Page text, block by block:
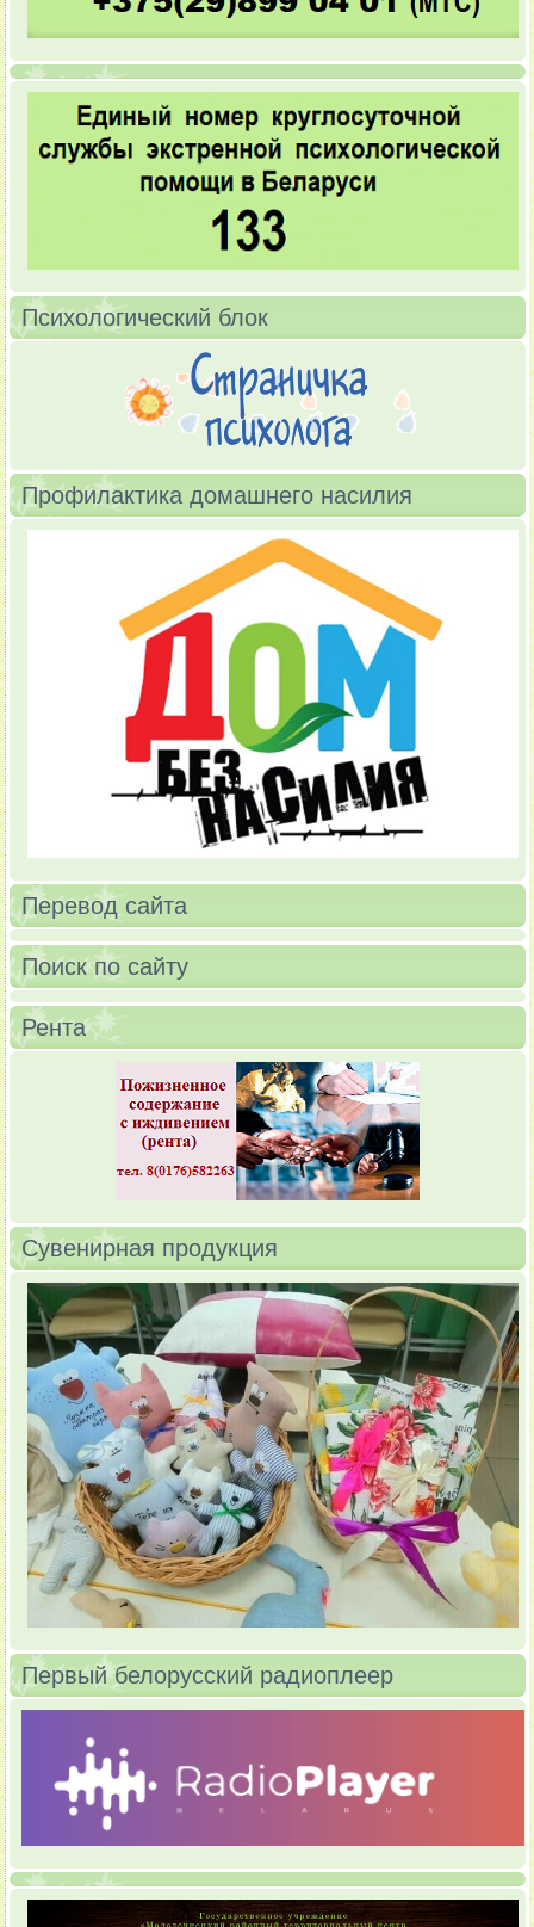
Психологический блок
Профилактика домашнего насилия
Перевод сайта
Поиск по сайту
Рента
Сувенирная продукция
Первый белорусский радиоплеер